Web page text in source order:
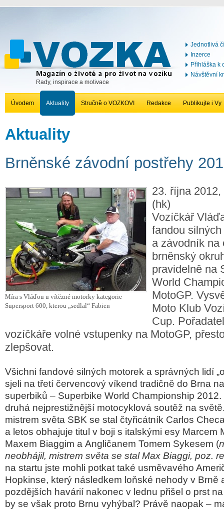
Rady, inspirace a motivace
Jednotlivá
Inzerce
Přihláška k
Návštěvní
Úvodem Aktuality Stručně o VOZKOVI Redakce Publikujte i Vy
Aktuality
Brněnské závodní postřehy
Míra s Vláďou u vítězné motorky kategorie
Supersport 600, kterou „sedlal“ Fabien
23. října
(hk)
Vozíčkář
fandou
a závodník na
brněnský
pravidelně na
World
MotoGP.
Moto Klub
Cup.
vozíčkáře volné vstupenky na MotoGP,
zlepšovat.
Všichni fandové silných motorek a správných lidí
sjeli na třetí červencový víkend tradičně do Brna
superbiků – Superbike World Championship
druhá nejprestižnější motocyklová soutěž na
mistrem světa SBK se stal čtyřicátník Carlos
a letos obhajuje titul v boji s italskými esy Marcem
Maxem Biaggim a Angličanem Tomem Sykesem (
neobhájil, mistrem světa se stal Max Biaggi, poz.
na startu jste mohli potkat také usměvavého
Hopkinse, který následkem loňské nehody v Brně
pozdějších havárií nakonec v lednu přišel o prst
by se však proto Brnu vyhýbal? Právě naopak –